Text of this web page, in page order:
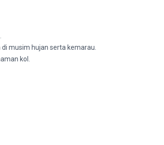
musim hujan serta kemarau.
kol.